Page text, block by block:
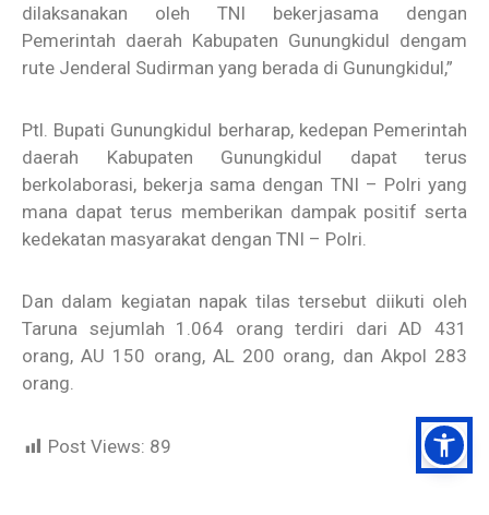
dilaksanakan oleh TNI bekerjasama dengan
Pemerintah daerah Kabupaten Gunungkidul dengam
rute Jenderal Sudirman yang berada di Gunungkidul,”
Ptl. Bupati Gunungkidul berharap, kedepan Pemerintah
daerah Kabupaten Gunungkidul dapat terus
berkolaborasi, bekerja sama dengan TNI – Polri yang
mana dapat terus memberikan dampak positif serta
kedekatan masyarakat dengan TNI – Polri.
Dan dalam kegiatan napak tilas tersebut diikuti oleh
Taruna sejumlah 1.064 orang terdiri dari AD 431
orang, AU 150 orang, AL 200 orang, dan Akpol 283
orang.
Post Views: 89